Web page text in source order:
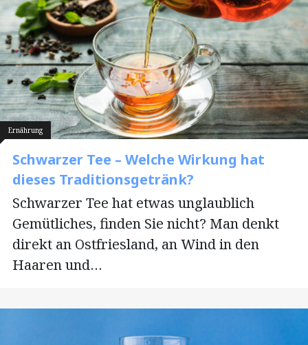
Ernährung
Schwarzer Tee – Welche Wirkung hat
dieses Traditionsgetränk?
Schwarzer Tee hat etwas unglaublich
Gemütliches, finden Sie nicht? Man denkt
direkt an Ostfriesland, an Wind in den
Haaren und…